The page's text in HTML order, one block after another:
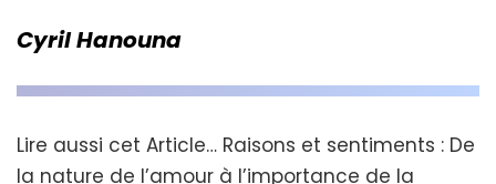
Cyril Hanouna
Lire aussi cet Article… Raisons et sentiments : De
la nature de l’amour à l’importance de la